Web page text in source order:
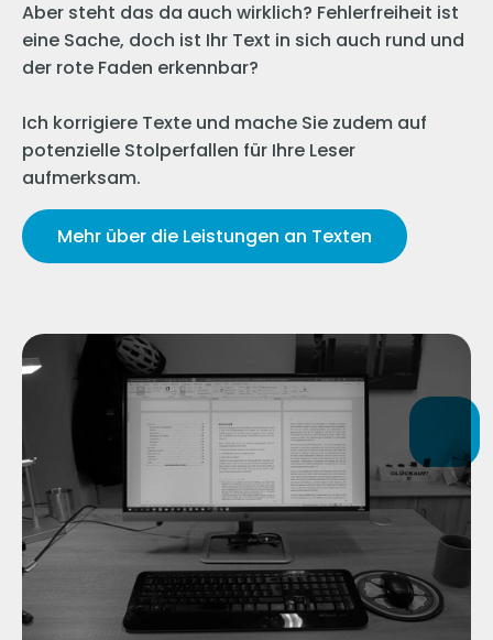
Aber steht das da auch wirklich? Fehlerfreiheit ist
eine Sache, doch ist Ihr Text in sich auch rund und
der rote Faden erkennbar?​​
Ich korrigiere Texte und mache Sie zudem auf
potenzielle Stolperfallen für Ihre Leser
aufmerksam.
Mehr über die Leistungen an Texten